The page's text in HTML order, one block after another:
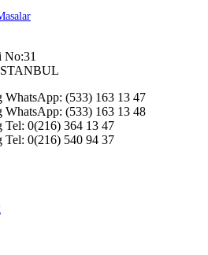
No:31
WhatsApp: (533) 163 13 47
WhatsApp: (533) 163 13 48
Tel: 0(216) 364 13 47
Tel: 0(216) 540 94 37